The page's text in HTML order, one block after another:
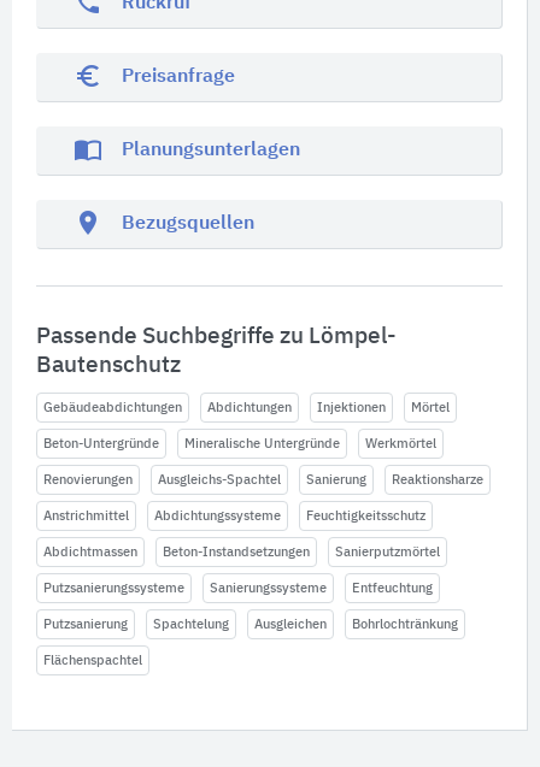
euro_symbol Preisanfrage
import_contacts Planungsunterlagen
location_on Bezugsquellen
Passende Suchbegriffe zu Lömpel-
Bautenschutz
Gebäudeabdichtungen Abdichtungen Injektionen Mörtel
Beton-Untergründe Mineralische Untergründe Werkmörtel
Renovierungen Ausgleichs-Spachtel Sanierung Reaktionsharze
Anstrichmittel Abdichtungssysteme Feuchtigkeitsschutz
Abdichtmassen Beton-Instandsetzungen Sanierputzmörtel
Putzsanierungssysteme Sanierungssysteme Entfeuchtung
Putzsanierung Spachtelung Ausgleichen Bohrlochtränkung
Flächenspachtel